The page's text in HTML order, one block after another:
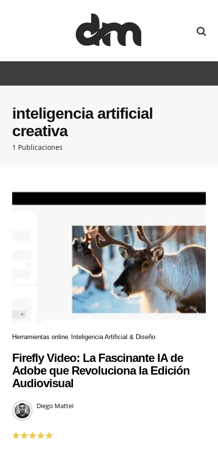
1 Publicaciones
inteligencia artificial
creativa
Herramientas online Inteligencia Artificial & Diseño
Firefly Video: La Fascinante IA de
Adobe que Revoluciona la Edición
Audiovisual
Diego Mattei